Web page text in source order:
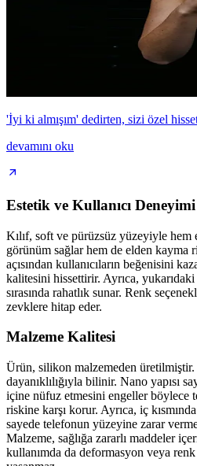
'İyi ki almışım' dedirten, sizi özel
devamını oku
Estetik ve Kullanıcı Deneyimi
Kılıf, soft ve pürüzsüz yüzeyiyle hem
görünüm sağlar hem de elden kayma
açısından kullanıcıların beğenisini
kalitesini hissettirir. Ayrıca,
sırasında rahatlık sunar. Renk
zevklere hitap eder.
Malzeme Kalitesi
Ürün, silikon malzemeden
dayanıklılığıyla bilinir. Nano yapısı
içine nüfuz etmesini engeller böylece
riskine karşı korur. Ayrıca, iç
sayede telefonun yüzeyine zarar
Malzeme, sağlığa zararlı maddeler
kullanımda da deformasyon veya